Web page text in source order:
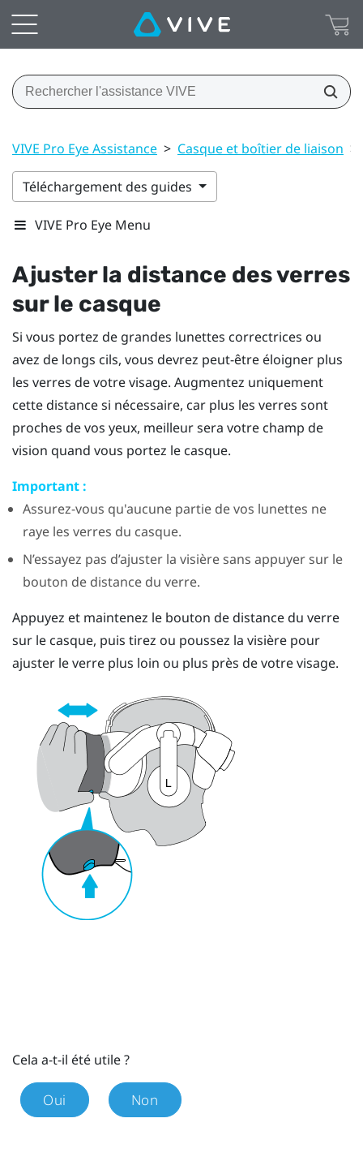
VIVE Pro Eye Assistance > Casque et boîtier de liaison >
Téléchargement des guides
VIVE Pro Eye Menu
Ajuster la distance des verres
sur le casque
Si vous portez de grandes lunettes correctrices ou
avez de longs cils, vous devrez peut-être éloigner plus
les verres de votre visage. Augmentez uniquement
cette distance si nécessaire, car plus les verres sont
proches de vos yeux, meilleur sera votre champ de
vision quand vous portez le casque.
Important :
Assurez-vous qu'aucune partie de vos lunettes ne
raye les verres du casque.
N’essayez pas d’ajuster la visière sans appuyer sur le
bouton de distance du verre.
Appuyez et maintenez le bouton de distance du verre
sur le casque, puis tirez ou poussez la visière pour
ajuster le verre plus loin ou plus près de votre visage.
Cela a-t-il été utile ?
Oui Non